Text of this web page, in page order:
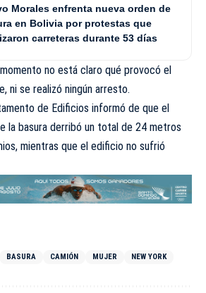
Morales enfrenta nueva orden de
en Bolivia por protestas que
carreteras durante 53 días
no está claro qué provocó el
ni se realizó ningún arresto.
de Edificios informó de que el
la basura derribó un total de 24 metros
mientras que el edificio no sufrió
BASURA CAMIÓN MUJER NEW YORK